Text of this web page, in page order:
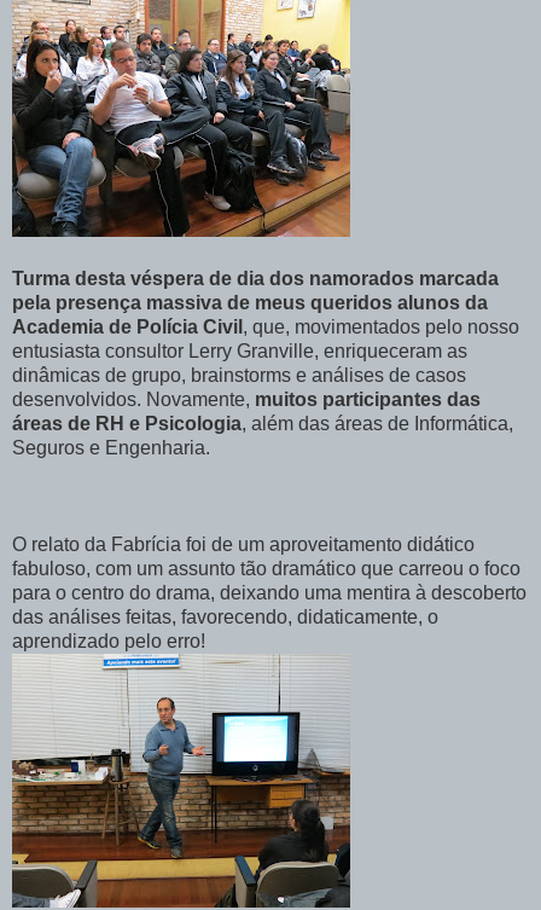
Turma desta véspera de dia dos namorados marcada
pela presença massiva de meus queridos alunos da
Academia de Polícia Civil , que, movimentados pelo nosso
entusiasta consultor Lerry Granville, enriqueceram as
dinâmicas de grupo, brainstorms e análises de casos
desenvolvidos. Novamente, muitos participantes das
áreas de RH e Psicologia, além das áreas de Informática,
Seguros e Engenharia.
O relato da Fabrícia foi de um aproveitamento didático
fabuloso, com um assunto tão dramático que carreou o foco
para o centro do drama, deixando uma mentira à descoberto
das análises feitas, favorecendo, didaticamente, o
aprendizado pelo erro!